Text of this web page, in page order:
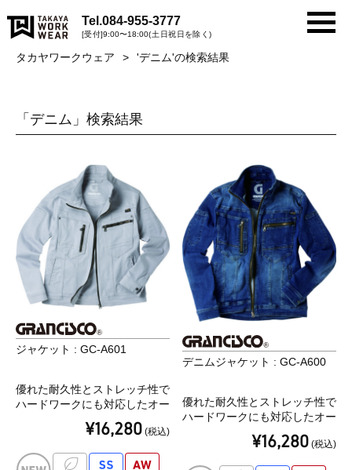
Tel.084-955-3777
[受付]9:00〜18:00(土日祝日を除く)
タカヤワークウェア 'デニム'の検索結果
「デニム」検索結果
ジャケット : GC-A601
優れた耐久性とストレッチ性で
ハードワークにも対応したオー
ルシーズンモデル
¥16,280 (税込)
デニムジャケット : GC-A600
優れた耐久性とストレッチ性で
ハードワークにも対応したオー
ルシーズンモデル
¥16,280 (税込)